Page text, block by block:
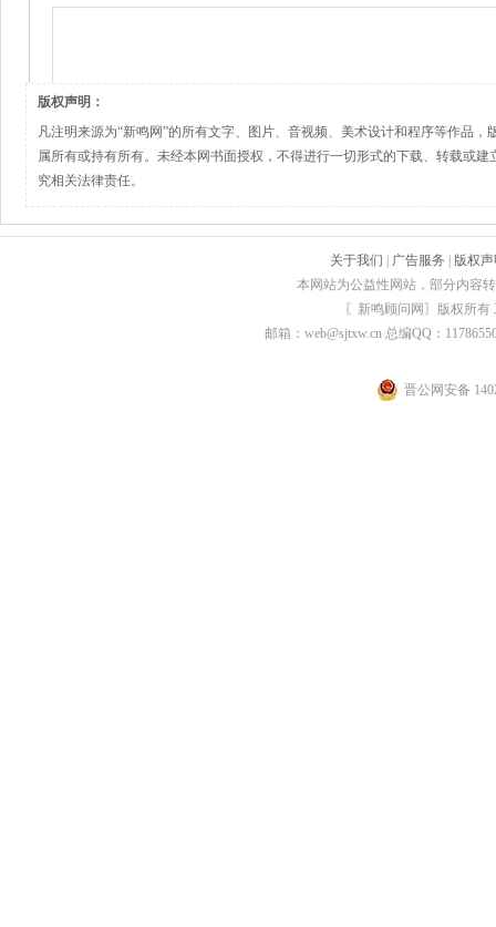
版权声明：
凡注明来源为“新鸣网”的所有文字、图片、音视频、美术设计和程序等作品，
属所有或持有所有。未经本网书面授权，不得进行一切形式的下载、转载或
究相关法律责任。
关于我们 广告服务
版权
本网站为公益性网站，部分内容
〖新鸣顾问网〗版权所
邮箱：web@sjtxw.cn 总编QQ：
晋公网安备